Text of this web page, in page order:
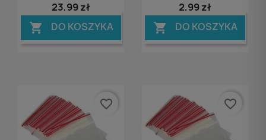
23,99 zł
 DO KOSZYKA
2,99 zł
 DO KOSZYKA
favorite_border favorite_border